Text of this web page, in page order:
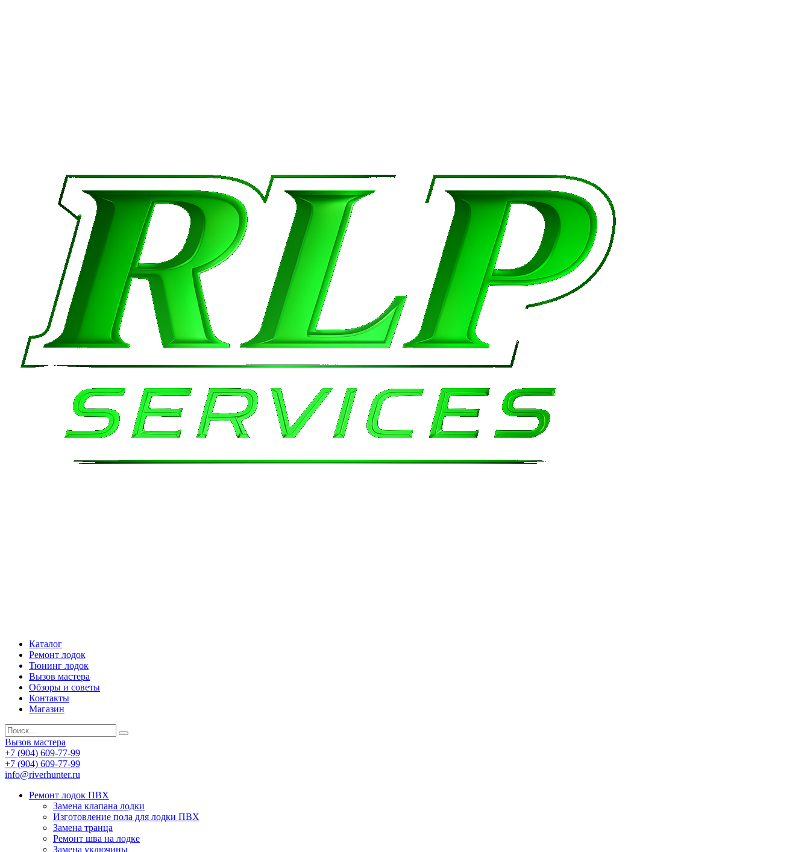
Каталог
Ремонт лодок
Тюнинг лодок
Вызов мастера
Обзоры и советы
Контакты
Магазин
Вызов мастера
+7 (904) 609-77-99
+7 (904) 609-77-99
info@riverhunter.ru
Ремонт лодок ПВХ
Замена клапана лодки
Изготовление пола для лодки ПВХ
Замена транца
Ремонт шва на лодке
Замена уключины